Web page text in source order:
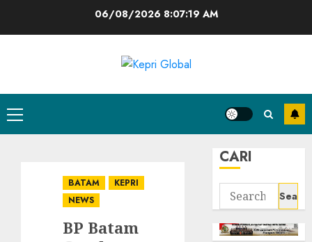
06/08/2026 8:07:20 AM
Primary
Menu
BATAM
KEPRI
NEWS
BP Batam
CARI
Search
for: